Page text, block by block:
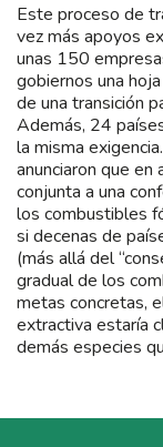
Este proceso de
vez más apoyos
unas 150
gobiernos una
de una transición
Además, 24
la misma
anunciaron que en
conjunta a una
los combustibles
si decenas de
(más allá del
gradual de los
metas concretas,
extractiva estaría
demás especies